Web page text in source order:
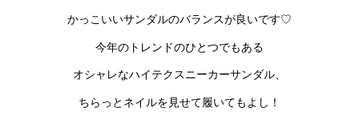
かっこいいサンダルのバランスが良いです♡
今年のトレンドのひとつでもある
オシャレなハイテクスニーカーサンダル、
ちらっとネイルを見せて履いてもよし！